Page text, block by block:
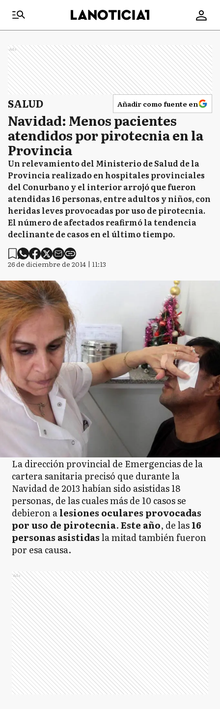
Ads
SALUD Añadir como fuente en
Navidad: Menos pacientes
atendidos por pirotecnia en la
Provincia
Un relevamiento del Ministerio de Salud de la
Provincia realizado en hospitales provinciales
del Conurbano y el interior arrojó que fueron
atendidas 16 personas, entre adultos y niños, con
heridas leves provocadas por uso de pirotecnia.
El número de afectados reafirmó la tendencia
declinante de casos en el último tiempo.
26 de diciembre de 2014 | 11:13
La dirección provincial de Emergencias de la
cartera sanitaria precisó que durante la
Navidad de 2013 habían sido asistidas 18
personas, de las cuales más de 10 casos se
debieron alesiones oculares provocadas
por uso de pirotecnia.Este año, de las16
personas asistidasla mitad también fueron
por esa causa.
Ads